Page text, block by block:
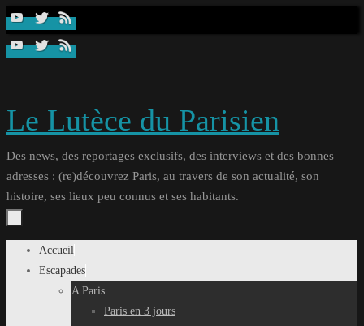
Passer
contenu
Le Lutèce du Parisien
Des news, des reportages exclusifs, des interviews et des bonnes
adresses : (re)découvrez Paris, au travers de son actualité, son
histoire, ses lieux peu connus et ses habitants.
Passer
Accueil
Escapades
A Paris
Paris en 3 jours